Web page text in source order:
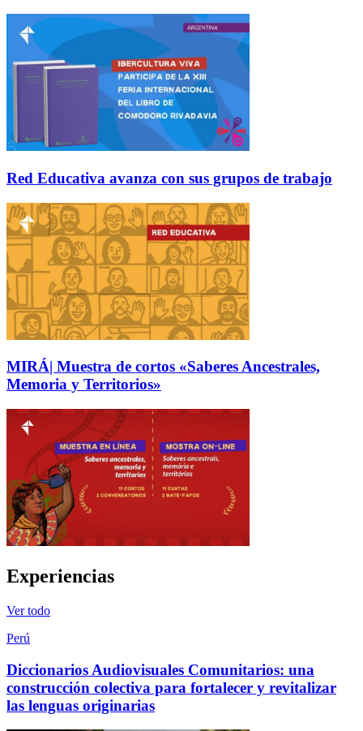
Red Educativa avanza con sus grupos de trabajo
MIRÁ| Muestra de cortos «Saberes Ancestrales,
Memoria y Territorios»
Experiencias
Ver todo
Perú
Diccionarios Audiovisuales Comunitarios: una
construcción colectiva para fortalecer y revitalizar
las lenguas originarias